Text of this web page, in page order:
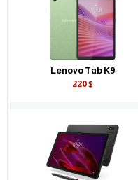
Lenovo Tab K9
220$